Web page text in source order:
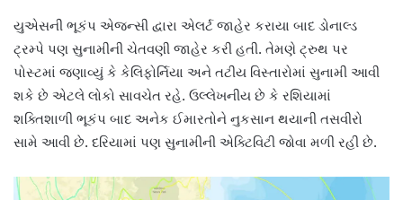
યુએસની ભૂકંપ એજન્સી દ્વારા એલર્ટ જાહેર કરાયા બાદ ડોનાલ્ડ
ટ્રમ્પે પણ સુનામીની ચેતવણી જાહેર કરી હતી. તેમણે ટ્રુથ પર
પોસ્ટમાં જણાવ્યું કે કેલિફોર્નિયા અને તટીય વિસ્તારોમાં સુનામી આવી
શકે છે એટલે લોકો સાવચેત રહે. ઉલ્લેખનીય છે કે રશિયામાં
શક્તિશાળી ભૂકંપ બાદ અનેક ઈમારતોને નુકસાન થયાની તસવીરો
સામે આવી છે. દરિયામાં પણ સુનામીની એક્ટિવિટી જોવા મળી રહી છે.